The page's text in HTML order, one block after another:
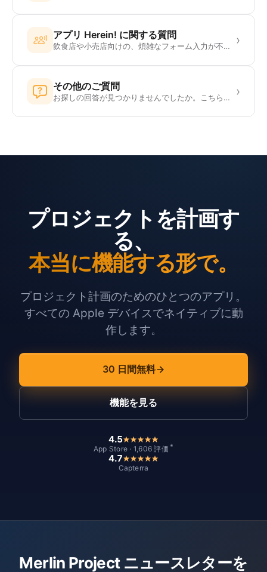
アプリ Herein! に関する質問
飲食店や小売店向けの、煩雑なフォーム入力が不要な非接触チェックイン。 ›
その他のご質問
お探しの回答が見つかりませんでしたか。こちらに他の問い合わせ先をご案内します。 ›
プロジェクトを計画す
る、
本当に機能する形で。
プロジェクト計画のためのひとつのアプリ。
すべての Apple デバイスでネイティブに動
作します。
30 日間無料
機能を見る
4.5
App Store · 1,606 評価 *
4.7
Capterra
Merlin Project ニュースレターを